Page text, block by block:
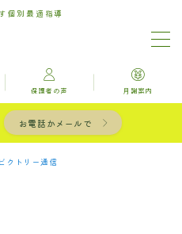
個別最適指導
保護者の声 月謝案内
お電話かメールで
ビクトリー通信